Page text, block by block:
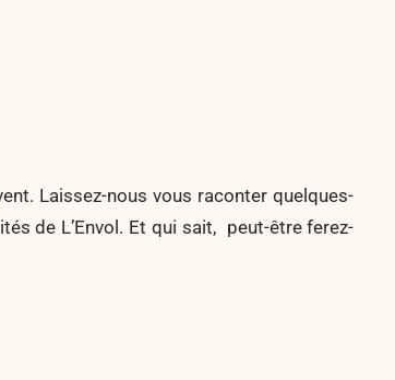
Laissez-nous vous raconter quelques-
de L’Envol. Et qui sait, peut-être ferez-